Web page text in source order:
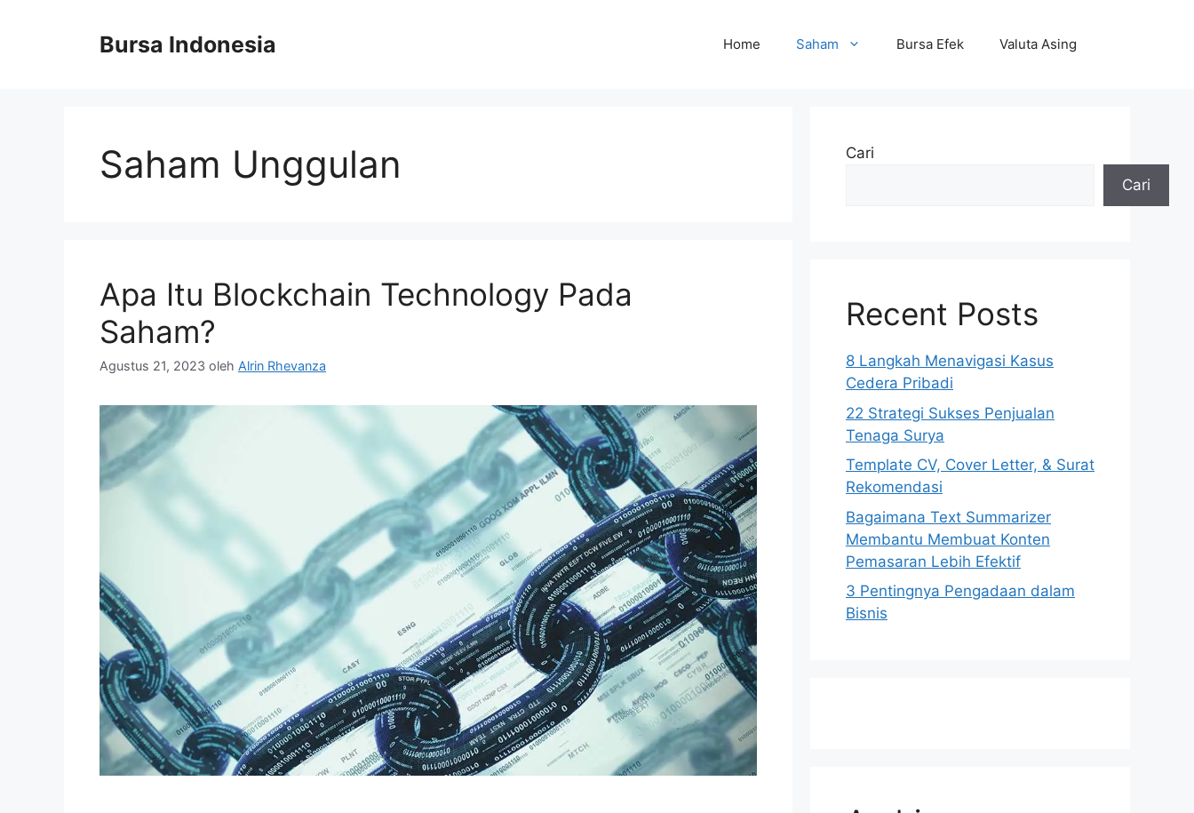
Bursa Indonesia Home Saham Bursa Efek Valuta Asing
Saham Unggulan
Apa Itu Blockchain Technology Pada
Saham?
Agustus 21, 2023 oleh Alrin Rhevanza
Cari
Cari
Recent Posts
8 Langkah Menavigasi Kasus
Cedera Pribadi
22 Strategi Sukses Penjualan
Tenaga Surya
Template CV, Cover Letter, & Surat
Rekomendasi
Bagaimana Text Summarizer
Membantu Membuat Konten
Pemasaran Lebih Efektif
3 Pentingnya Pengadaan dalam
Bisnis